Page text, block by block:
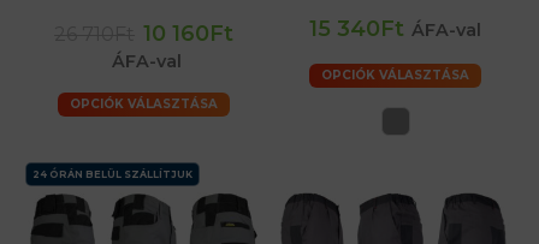
10 160Ft
ÁFA-val
OPCIÓK VÁLASZTÁSA
15 340Ft ÁFA-val
OPCIÓK VÁLASZTÁSA
24 ÓRÁN BELÜL SZÁLLÍTJUK